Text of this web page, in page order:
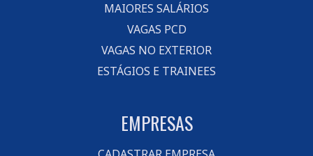
MAIORES SALÁRIOS
VAGAS PCD
VAGAS NO EXTERIOR
ESTÁGIOS E TRAINEES
EMPRESAS